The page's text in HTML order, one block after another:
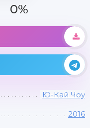
0%
Ю-Кай Чоу
2016